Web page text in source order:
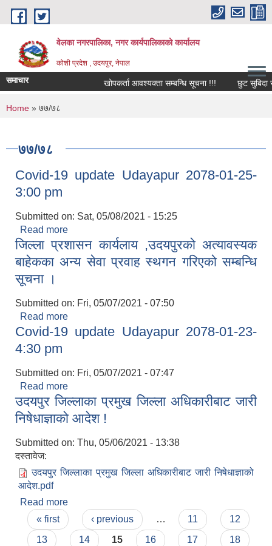
Skip to main content
वेलका नगरपालिका, नगर कार्यपालिकाको कार्यालय
कोशी प्रदेश , उदयपुर, नेपाल
समाचार खोपकर्ता आवश्यक्ता सम्बन्धि सूचना !!! छुट सुबिदा
You are here
Home » ७७/७८
७७/७८
Covid-19 update Udayapur 2078-01-25-
3:00 pm
Submitted on: Sat, 05/08/2021 - 15:25
Read more
3:00 pm
जिल्ला प्रशासन कार्यलाय ,उदयपुरको अत्यावस्यक
बाहेकका अन्य सेवा प्रवाह स्थगन गरिएको सम्बन्धि
सूचना ।
Submitted on: Fri, 05/07/2021 - 07:50
Read more
बाहेकका अन्य सेवा प्रवाह स्थगन गरिएको सम्बन्धि सूचना ।
Covid-19 update Udayapur 2078-01-23-
4:30 pm
Submitted on: Fri, 05/07/2021 - 07:47
Read more
4:30 pm
उदयपुर जिल्लाका प्रमुख जिल्ला अधिकारीबाट जारी
निषेधाज्ञाको आदेश !
Submitted on: Thu, 05/06/2021 - 13:38
दस्तावेज:
उदयपुर जिल्लाका प्रमुख जिल्ला अधिकारीबाट जारी निषेधाज्ञाको
आदेश.pdf
Read more
निषेधाज्ञाको आदेश !
Pages
« first ‹ previous … 11
12
13
14 15 16 17
18